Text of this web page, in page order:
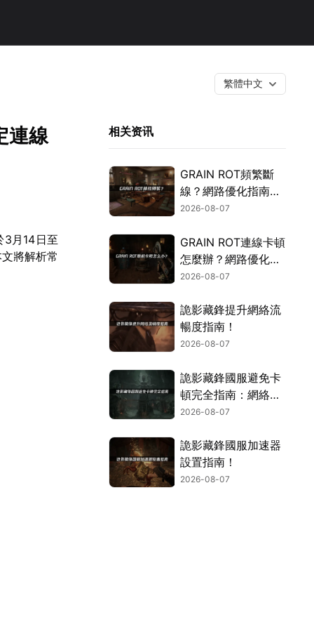
繁體中文
連線
3月14日至
將解析常
相关资讯
GRAIN ROT頻繁斷
線？網路優化指南一
次搞定！
2026-08-07
GRAIN ROT連線卡頓
怎麼辦？網路優化這
樣解決！
2026-08-07
詭影藏鋒提升網絡流
暢度指南！
2026-08-07
詭影藏鋒國服避免卡
頓完全指南：網絡優
化與解決技巧！
2026-08-07
詭影藏鋒國服加速器
設置指南！
2026-08-07